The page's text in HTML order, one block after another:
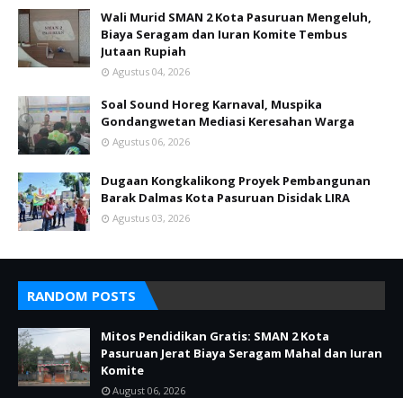
Wali Murid SMAN 2 Kota Pasuruan Mengeluh,
Biaya Seragam dan Iuran Komite Tembus
Jutaan Rupiah
Agustus 04, 2026
Soal Sound Horeg Karnaval, Muspika
Gondangwetan Mediasi Keresahan Warga
Agustus 06, 2026
Dugaan Kongkalikong Proyek Pembangunan
Barak Dalmas Kota Pasuruan Disidak LIRA
Agustus 03, 2026
RANDOM POSTS
Mitos Pendidikan Gratis: SMAN 2 Kota
Pasuruan Jerat Biaya Seragam Mahal dan Iuran
Komite
August 06, 2026